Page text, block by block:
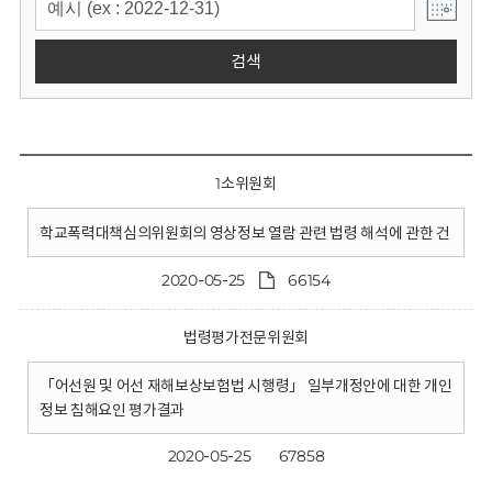
검색
1소위원회
학교폭력대책심의위원회의 영상정보 열람 관련 법령 해석에 관한 건
2020-05-25 66154
법령평가전문위원회
「어선원 및 어선 재해보상보험법 시행령」 일부개정안에 대한 개인
정보 침해요인 평가결과
2020-05-25 67858